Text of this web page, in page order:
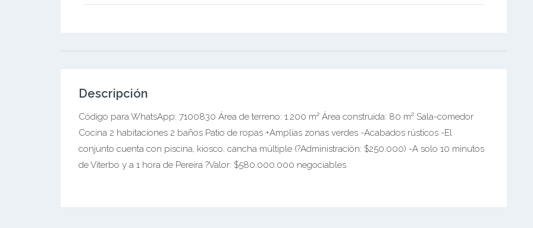
Descripción
Código para WhatsApp: 7100830 Área de terreno: 1.200 m² Área construida: 80 m² Sala-comedor
Cocina 2 habitaciones 2 baños Patio de ropas +Amplias zonas verdes -Acabados rústicos -El
conjunto cuenta con piscina, kiosco, cancha múltiple (?Administración: $250.000) -A solo 10 minutos
de Viterbo y a 1 hora de Pereira ?Valor: $580.000.000 negociables